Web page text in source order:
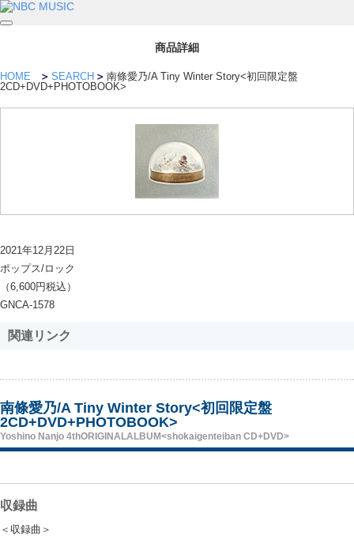
商品詳細
HOME SEARCH
南條愛乃/A Tiny Winter Story<初回限定盤
2CD+DVD+PHOTOBOOK>
2021年12月22日
ポップス/ロック
（6,600円税込）
GNCA-1578
関連リンク
南條愛乃/A Tiny Winter Story<初回限定盤
2CD+DVD+PHOTOBOOK>
Yoshino Nanjo 4thORIGINALALBUM<shokaigenteiban CD+DVD>
収録曲
＜収録曲＞